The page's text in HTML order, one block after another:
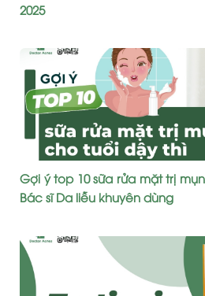
2025
Gợi ý top 10 sữa rửa mặt trị
Bác sĩ Da liễu khuyên dùng